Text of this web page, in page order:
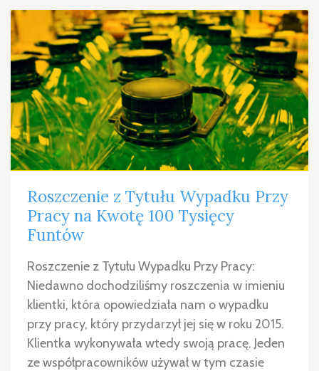
Roszczenie z Tytułu Wypadku Przy
Pracy na Kwotę 100 Tysięcy
Funtów
Roszczenie z Tytułu Wypadku Przy Pracy:
Niedawno dochodziliśmy roszczenia w imieniu
klientki, która opowiedziała nam o wypadku
przy pracy, który przydarzył jej się w roku 2015.
Klientka wykonywała wtedy swoją pracę. Jeden
ze współpracowników używał w tym czasie